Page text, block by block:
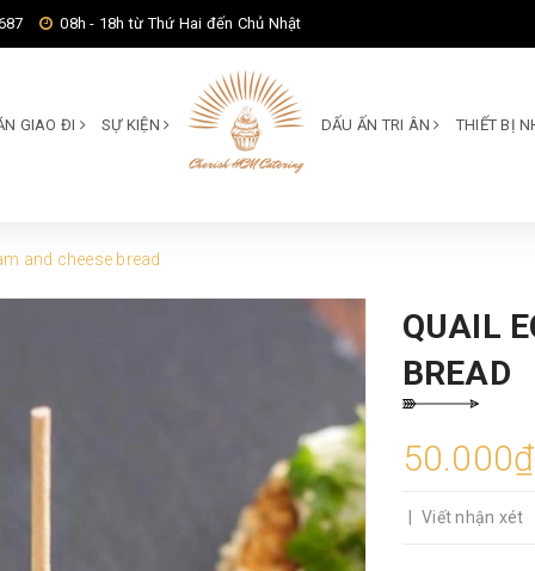
08h - 18h từ Thứ Hai đến Chủ Nhật
GIAO ĐI SỰ KIỆN DẤU ẤN TRI ÂN THIẾT BỊ
and cheese bread
QUAIL
BREAD
50.000₫
Viết nhận xét